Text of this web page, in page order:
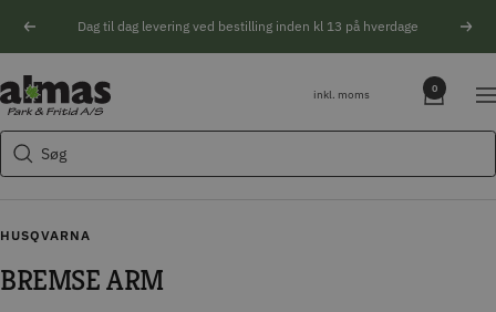
Forrige Dag til dag levering ved bestilling inden kl 13 på hverdage
Søg
Almas
Park
&
Fritid
inkl. moms 0
HUSQVARNA
BREMSE ARM
Søgeforslag
Husqvarna motorsav
Kikkert
Blink